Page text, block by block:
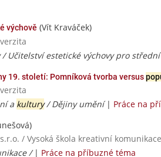
výchově (Vít Kraváček)
Učitelství estetické výchovy pro
19. století: Pomníková tvorba versus
a kultury/ Dějiny umění| Práce na
/ Vysoká škola kreativní
/ | Práce na příbuzné téma